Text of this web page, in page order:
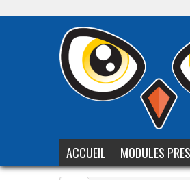
ACCUEIL MODULES